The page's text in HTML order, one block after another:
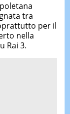
tra
per il
nella
Rai 3.